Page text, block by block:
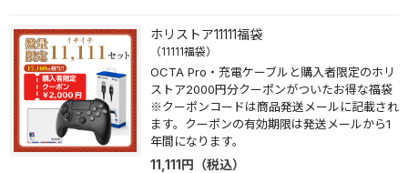
ホリストア11111福袋
（11111福袋）
OCTA Pro・充電ケーブルと購入者限定のホリ
ストア2000円分クーポンがついたお得な福袋
※クーポンコードは商品発送メールに記載され
ます。クーポンの有効期限は発送メールから1
年間になります。
11,111円 （税込）